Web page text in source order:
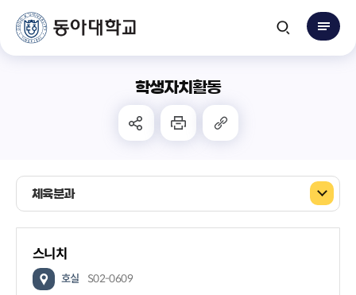
학생자치활동
체육분과
스니치
호실 S02-0609